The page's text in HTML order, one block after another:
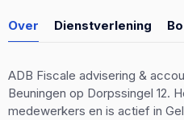
Over Dienstverlening
ADB Fiscale advisering &
Beuningen op Dorpssingel 12.
medewerkers en is actief in